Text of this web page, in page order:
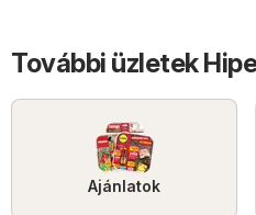
További üzletek
Ajánlatok